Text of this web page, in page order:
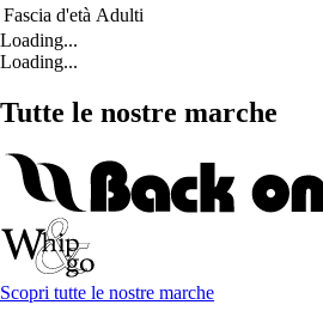
Fascia d'età Adulti
Loading...
Loading...
Tutte le nostre marche
Scopri tutte le nostre marche